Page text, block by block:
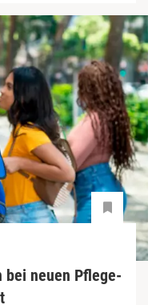
bei neuen Pflege-